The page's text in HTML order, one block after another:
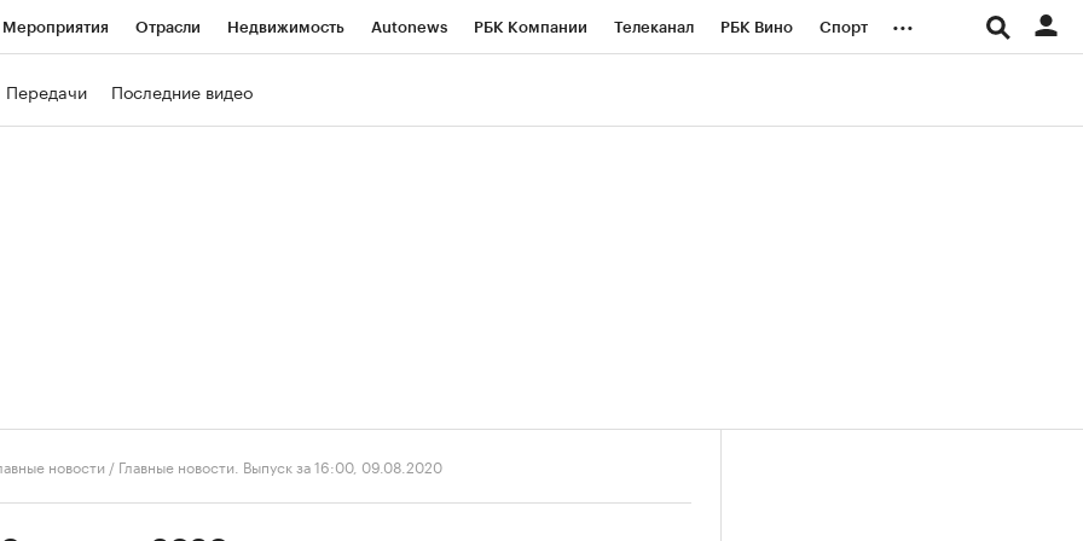
Мероприятия Отрасли Недвижимость Autonews РБК Компании Телеканал РБК Вино Спорт ...
Передачи Последние видео
новости / Главные новости. Выпуск за 16:00, 09.08.2020